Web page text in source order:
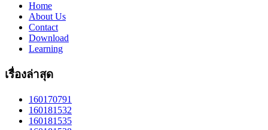
Home
About Us
Contact
Download
Learning
เรื่องล่าสุด
160170791
160181532
160181535